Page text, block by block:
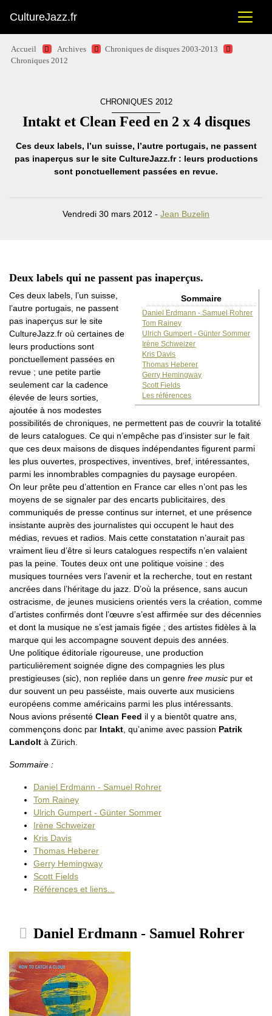
CultureJazz.fr
Accueil Archives
Chroniques de disques 2003-2013
Chroniques 2012
CHRONIQUES 2012
Intakt et Clean Feed en 2 x 4 disques
Ces deux labels, l’un suisse, l’autre portugais, ne passent
pas inaperçus sur le site CultureJazz.fr : leurs productions
sont ponctuellement passées en revue.
Vendredi 30 mars 2012 - Jean Buzelin
Deux labels qui ne passent pas inaperçus.
Sommaire
Daniel Erdmann - Samuel Rohrer
Tom Rainey
Ulrich Gumpert - Günter Sommer
Irène Schweizer
Kris Davis
Thomas Heberer
Gerry Hemingway
Scott Fields
Les références
Ces deux labels, l’un suisse,
l’autre portugais, ne passent
pas inaperçus sur le site
CultureJazz.fr où certaines de
leurs productions sont
ponctuellement passées en
revue ; une petite partie
seulement car la cadence
élevée de leurs sorties,
ajoutée à nos modestes
possibilités de chroniques, ne permettent pas de couvrir la totalité
de leurs catalogues. Ce qui n’empêche pas d’insister sur le fait
que ces deux maisons de disques indépendantes figurent parmi
les plus ouvertes, prospectives, inventives, bref, intéressantes,
parmi les innombrables compagnies du paysage européen.
On leur prête peu d’attention en France car elles n’ont pas les
moyens de se signaler par des encarts publicitaires, des
communiqués de presse continus sur internet, et une présence
insistante auprès des journalistes qui occupent le haut des
médias, revues et radios. Mais cette constatation n’aurait pas
vraiment lieu d’être si leurs catalogues respectifs n’en valaient
pas la peine. Toutes deux ont une politique voisine : des
musiques tournées vers l’avenir et la recherche, tout en restant
ancrées dans l’héritage du jazz. D’où la présence, sans aucun
ostracisme, de jeunes musiciens orientés vers la création, comme
d’artistes confirmés dont l’œuvre s’est affirmée sur des décennies
et dont la musique ne s’est jamais figée ; des artistes fidèles à la
marque qui les accompagne souvent depuis des années.
Une politique éditoriale rigoureuse, une production
particulièrement soignée digne des compagnies les plus
prestigieuses (sic), non repliée dans un genre free music pur et
dur souvent un peu passéiste, mais ouverte aux musiciens
européens comme américains parmi les plus intéressants.
Nous avions présenté Clean Feed il y a bientôt quatre ans,
commençons donc par Intakt , qu’anime avec passion Patrik
Landolt à Zürich.
Sommaire :
Daniel Erdmann - Samuel Rohrer
Tom Rainey
Ulrich Gumpert - Günter Sommer
Irène Schweizer
Kris Davis
Thomas Heberer
Gerry Hemingway
Scott Fields
Références et liens...
Daniel Erdmann - Samuel Rohrer